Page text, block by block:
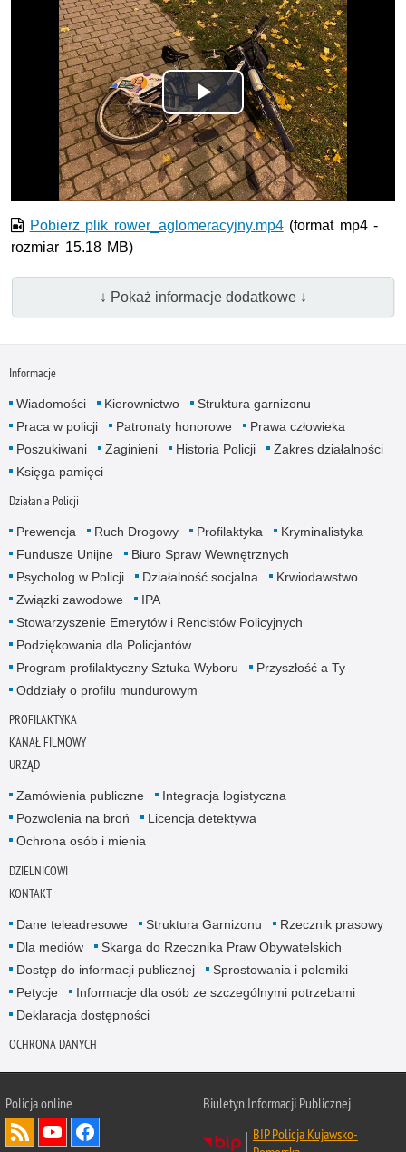
Odtwórz
wideo
Pobierz plik rower_aglomeracyjny.mp4(format mp4 -
rozmiar 15.18 MB)
↓ Pokaż informacje dodatkowe ↓
Informacje
Wiadomości Kierownictwo
Struktura garnizonu
Praca w policji
Patronaty honorowe
Prawa człowieka
Poszukiwani
Zaginieni Historia Policji
Zakres działalności
Księga pamięci
Działania Policji
Prewencja Ruch Drogowy Profilaktyka
Kryminalistyka
Fundusze Unijne
Biuro Spraw Wewnętrznych
Psycholog w Policji
Działalność socjalna
Krwiodawstwo
Związki zawodowe
IPA
Stowarzyszenie Emerytów i Rencistów Policyjnych
Podziękowania dla Policjantów
Program profilaktyczny Sztuka Wyboru
Przyszłość a Ty
Oddziały o profilu mundurowym
PROFILAKTYKA
KANAŁ FILMOWY
URZĄD
Zamówienia publiczne
Integracja logistyczna
Pozwolenia na broń
Licencja detektywa
Ochrona osób i mienia
DZIELNICOWI
KONTAKT
Dane teleadresowe Struktura Garnizonu
Rzecznik prasowy
Dla mediów
Skarga do Rzecznika Praw Obywatelskich
Dostęp do informacji publicznej
Sprostowania i polemiki
Petycje
Informacje dla osób ze szczególnymi potrzebami
Deklaracja dostępności
OCHRONA DANYCH
Policja online
Biuletyn Informacji Publicznej
BIP Policja Kujawsko-